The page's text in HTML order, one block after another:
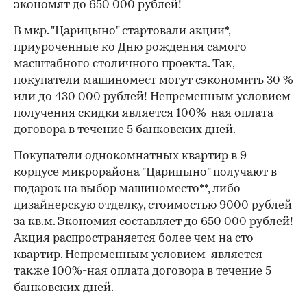
экономят до 650 000 рублей!
В мкр. "Царицыно" стартовали акции*,
приуроченные ко Дню рождения самого
масштабного столичного проекта. Так,
покупатели машиномест могут сэкономить 30 %
или до 430 000 рублей! Непременным условием
получения скидки является 100%-ная оплата
договора в течение 5 банковских дней.
Покупатели однокомнатных квартир в 9
корпусе микрорайона "Царицыно" получают в
подарок на выбор машиноместо**, либо
дизайнерскую отделку, стоимостью 9000 рублей
за кв.м. Экономия составляет до 650 000 рублей!
Акция распространяется более чем на сто
квартир. Непременным условием является
также 100%-ная оплата договора в течение 5
банковских дней.